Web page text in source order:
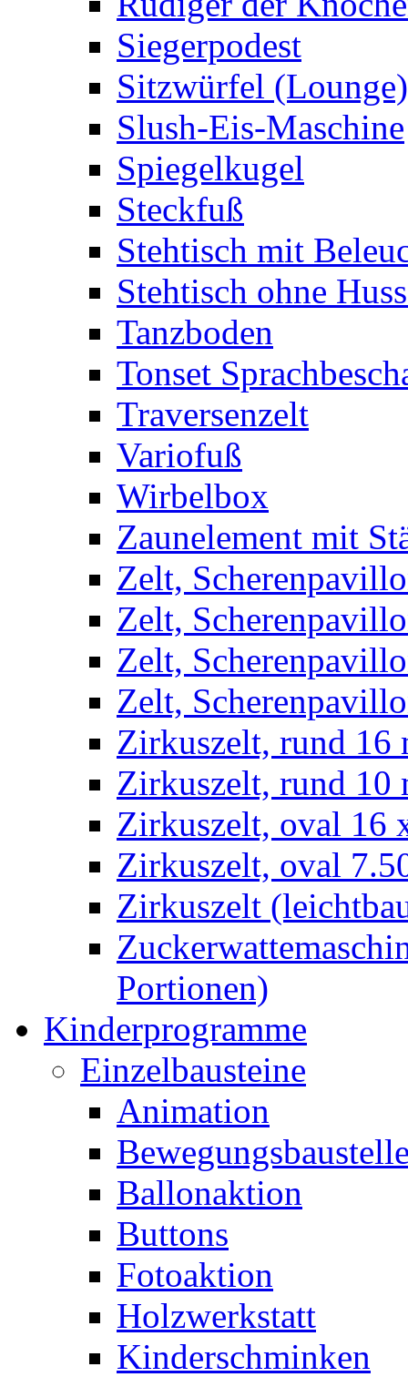
Siegerpodest
Sitzwürfel (Lounge)
Slush-Eis-Maschine
Spiegelkugel
Steckfuß
Stehtisch mit
Stehtisch ohne
Tanzboden
Tonset
Traversenzelt
Variofuß
Wirbelbox
Zaunelement mit
Zelt,
Zelt,
Zelt,
Zelt,
Zirkuszelt, rund 16
Zirkuszelt, rund 10
Zirkuszelt, oval 16
Zirkuszelt, oval
Zirkuszelt
Portionen)
Kinderprogramme
Einzelbausteine
Animation
Ballonaktion
Buttons
Fotoaktion
Holzwerkstatt
Kinderschminken